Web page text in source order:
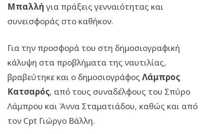
Μπαλλή για πράξεις γενναιότητας και
συνεισφοράς στο καθήκον.
Για την προσφορά του στη δημοσιογραφική
κάλυψη στα προβλήματα της ναυτιλίας,
βραβεύτηκε και ο δημοσιογράφος Λάμπρος
Κατσαρός, από τους συναδέλφους του Σπύρο
Λάμπρου και Άννα Σταματιάδου, καθώς και από
τον Cpt Γιώργο Βάλλη.